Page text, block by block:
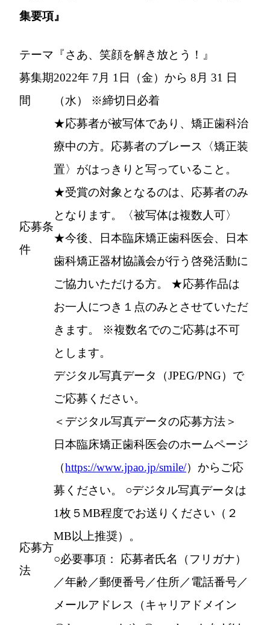
集要項』
テーマ 『さあ、笑顔を解き放とう！』
募集期
間
2022年 7月 1日（金）から 8月 31 日
（水） ※締切日必着
応募条
件
★応募者が被写体であり、矯正歯科治
療中の方。応募者のブレース〈矯正装
置〉がはっきりと写っていること。
★受賞の対象となるのは、応募者のみ
となります。〈被写体は複数人可〉
★今後、日本臨床矯正歯科医会、日本
歯科矯正器材協議会が行う啓発活動に
ご協力いただける方。 ★応募作品は
お一人につき１点のみとさせていただ
きます。 ※複数名でのご応募は不可
とします。
応募方
法
デジタル写真データ（JPEG/PNG）で
ご応募ください。
＜デジタル写真データの応募方法＞
日本臨床矯正歯科医会のホームページ
（https://www.jpao.jp/smile/）からご応
募ください。 ○デジタル写真データは
1枚５MB程度でお送りください（２
MB以上推奨）。
○必要事項： 応募者氏名（フリガナ）
／年齢／郵便番号／住所／電話番号／
メールアドレス（キャリアドメイン